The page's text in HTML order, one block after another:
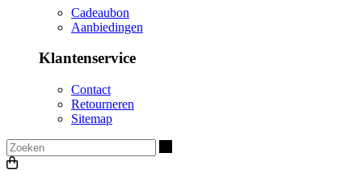
Cadeaubon
Aanbiedingen
Klantenservice
Contact
Retourneren
Sitemap